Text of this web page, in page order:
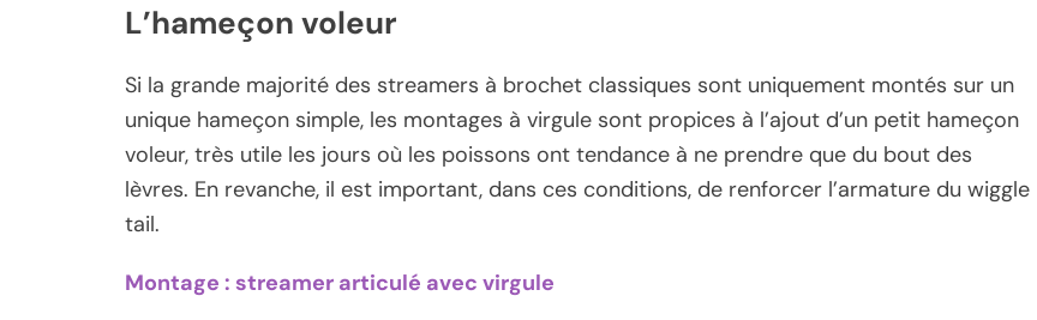
L’hameçon voleur
Si la grande majorité des streamers à brochet classiques sont uniquement montés sur un
unique hameçon simple, les montages à virgule sont propices à l’ajout d’un petit hameçon
voleur, très utile les jours où les poissons ont tendance à ne prendre que du bout des
lèvres. En revanche, il est important, dans ces conditions, de renforcer l’armature du wiggle
tail.
Montage : streamer articulé avec virgule